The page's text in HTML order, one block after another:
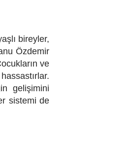
bireyler,
Özdemir
ve
gelişimini
sistemi de